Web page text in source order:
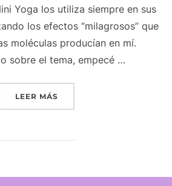
Yoga los utiliza siempre en sus
los efectos “milagrosos” que
moléculas producían en mí.
sobre el tema, empecé …
LEER MÁS«UNBOXING KIT DE